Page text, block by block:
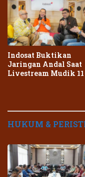
Indosat Buktikan
Jaringan Andal Saat
Livestream Mudik
HUKUM &